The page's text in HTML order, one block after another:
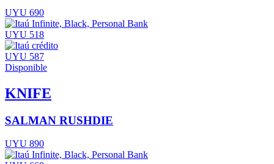
UYU 690
UYU 518
UYU 587
Disponible
KNIFE
SALMAN RUSHDIE
UYU 890